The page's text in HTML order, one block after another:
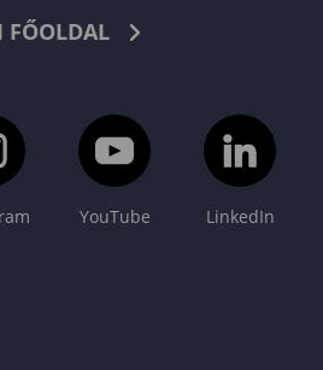
FŐOLDAL
YouTube LinkedIn